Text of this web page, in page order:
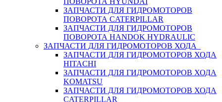
ЗАПЧАСТИ ДЛЯ ГИДРОМОТОРОВ
ПОВОРОТА CATERPILLAR
ЗАПЧАСТИ ДЛЯ ГИДРОМОТОРОВ
ПОВОРОТА HANDOK HYDRAULIC
ЗАПЧАСТИ ДЛЯ ГИДРОМОТОРОВ ХОДА
ЗАПЧАСТИ ДЛЯ ГИДРОМОТОРОВ ХОДА
HITACHI
ЗАПЧАСТИ ДЛЯ ГИДРОМОТОРОВ ХОДА
KOMATSU
ЗАПЧАСТИ ДЛЯ ГИДРОМОТОРОВ ХОДА
CATERPILLAR